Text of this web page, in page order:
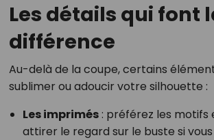
Les détails qui font
différence
Au-delà de la coupe, certains
sublimer ou adoucir votre silhouette :
Les imprimés: préférez les motifs
attirer le regard sur le buste si